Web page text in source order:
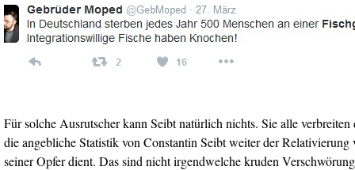
Für solche Ausrutscher kann Seibt natürlich nichts. Sie alle verbreiten
die angebliche Statistik von Constantin Seibt weiter der Relativierung
seiner Opfer dient. Das sind nicht irgendwelche kruden